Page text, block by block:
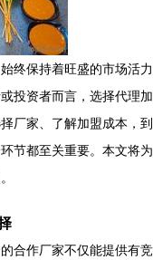
终保持着旺盛的市场活力
投资者而言，选择代理加
厂家、了解加盟成本，到
节都至关重要。本文将为
合作厂家不仅能提供有竞